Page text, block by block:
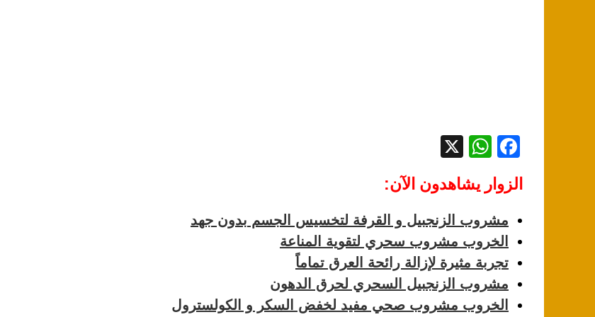
F
c
e
b
o
o
k
W
at
s
A
p
p
الزوار يشاهدون الآن:
مشروب الزنجبيل و القرفة لتخسيس الجسم بدون جهد
الخروب مشروب سحري لتقوية المناعة
تجربة مثيرة لإزالة رائحة العرق تماماً
مشروب الزنجبيل السحري لحرق الدهون
الخروب مشروب صحي مفيد لخفض السكر و الكولسترول